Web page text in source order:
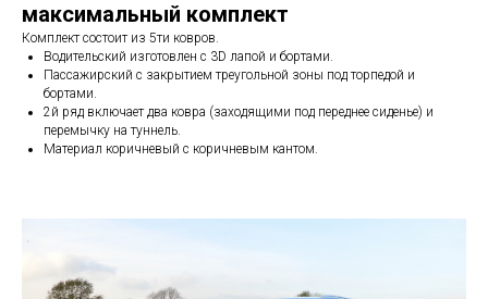
максимальный комплект
Комплект состоит из 5ти ковров.
Водительский изготовлен с 3D лапой и бортами.
Пассажирский с закрытием треугольной зоны под торпедой и
бортами.
2й ряд включает два ковра (заходящими под переднее сиденье) и
перемычку на туннель.
Материал коричневый с коричневым кантом.